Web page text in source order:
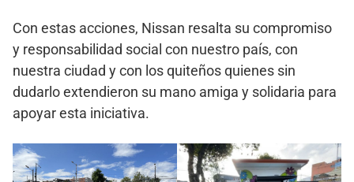
Con estas acciones, Nissan resalta su compromiso
y responsabilidad social con nuestro país, con
nuestra ciudad y con los quiteños quienes sin
dudarlo extendieron su mano amiga y solidaria para
apoyar esta iniciativa.